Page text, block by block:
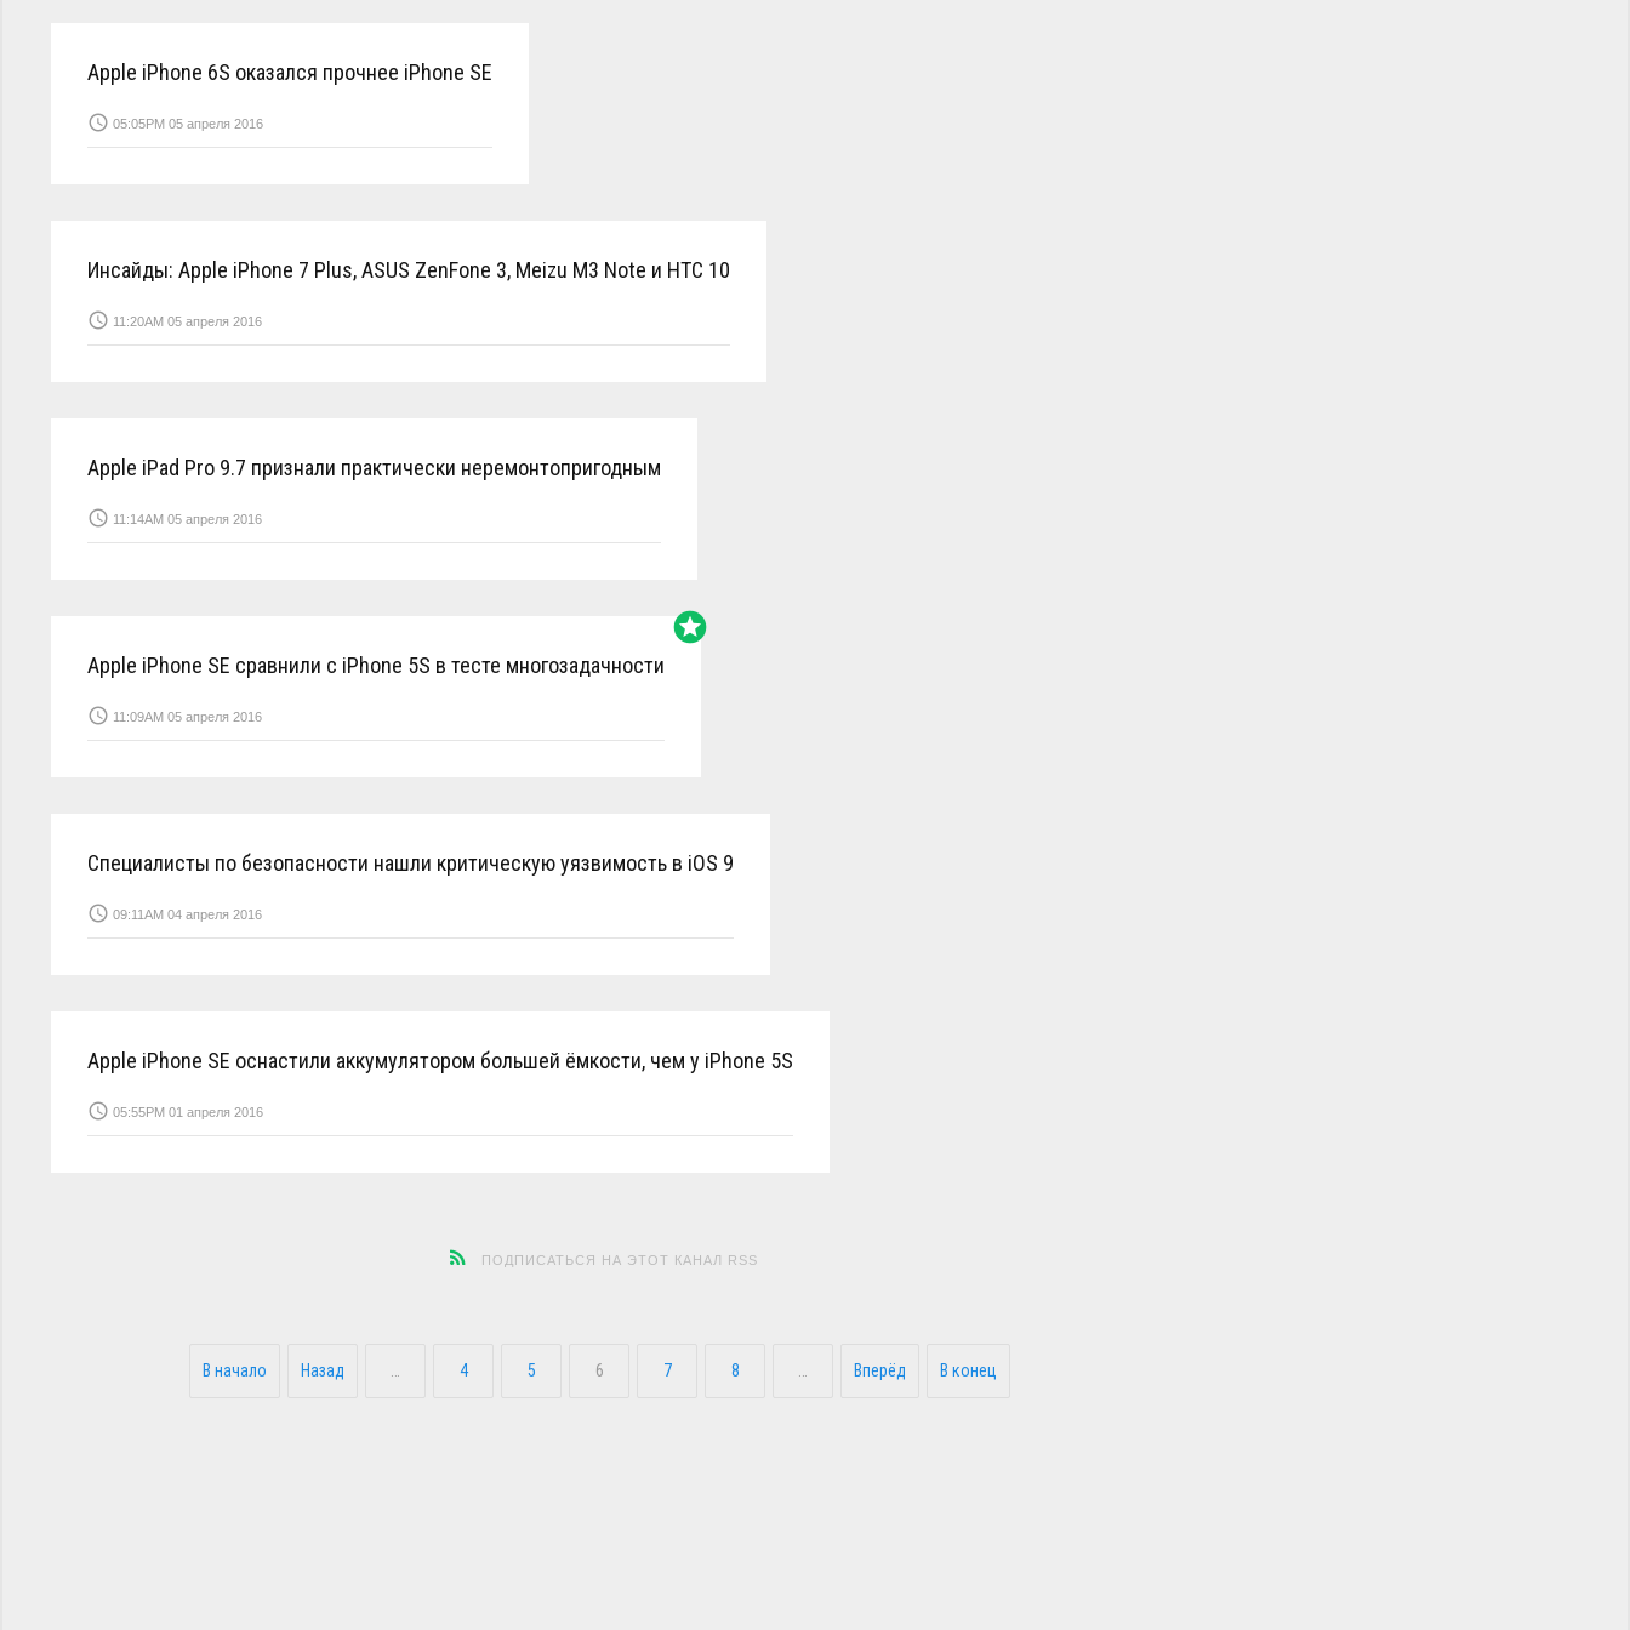
Apple iPhone 6S оказался прочнее iPhone SE
access_time 05:05PM 05 апреля 2016
Инсайды: Apple iPhone 7 Plus, ASUS ZenFone 3, Meizu M3 Note и HTC 10
access_time 11:20AM 05 апреля 2016
Apple iPad Pro 9.7 признали практически неремонтопригодным
access_time 11:14AM 05 апреля 2016
Apple iPhone SE сравнили с iPhone 5S в тесте многозадачности
stars
access_time 11:09AM 05 апреля 2016
Специалисты по безопасности нашли критическую уязвимость в iOS 9
access_time 09:11AM 04 апреля 2016
Apple iPhone SE оснастили аккумулятором большей ёмкости, чем у iPhone 5S
access_time 05:55PM 01 апреля 2016
ПОДПИСАТЬСЯ НА ЭТОТ КАНАЛ RSS
В начало Назад 4 5 6 7 8 Вперёд В конец